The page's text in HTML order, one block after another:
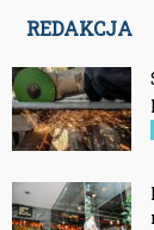
REDAKCJA